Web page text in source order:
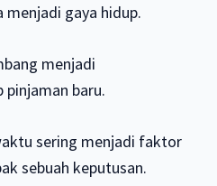
gaya hidup.
menjadi
baru.
sering menjadi faktor
sebuah keputusan.